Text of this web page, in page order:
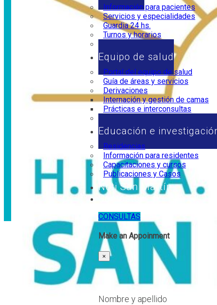
Información para pacientes
Servicios y especialidades
Guardia 24 hs.
Turnos y horarios
Equipo de salud
Portal del equipo de salud
Guía de áreas y servicios
Derivaciones
Internación y gestión de camas
Prácticas e interconsultas
Educación e
Residencias
Información para residentes
Capacitaciones y cursos
Publicaciones y Casos
Noti San Martín
Contacto
CONSULTAS
Make an Appoinment
×
Nombre y apellido